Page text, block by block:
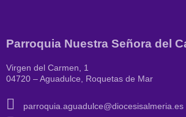
Parroquia Nuestra Señora del
Virgen del Carmen, 1
04720 – Aguadulce, Roquetas de Mar
parroquia.aguadulce@diocesisalmeria.es